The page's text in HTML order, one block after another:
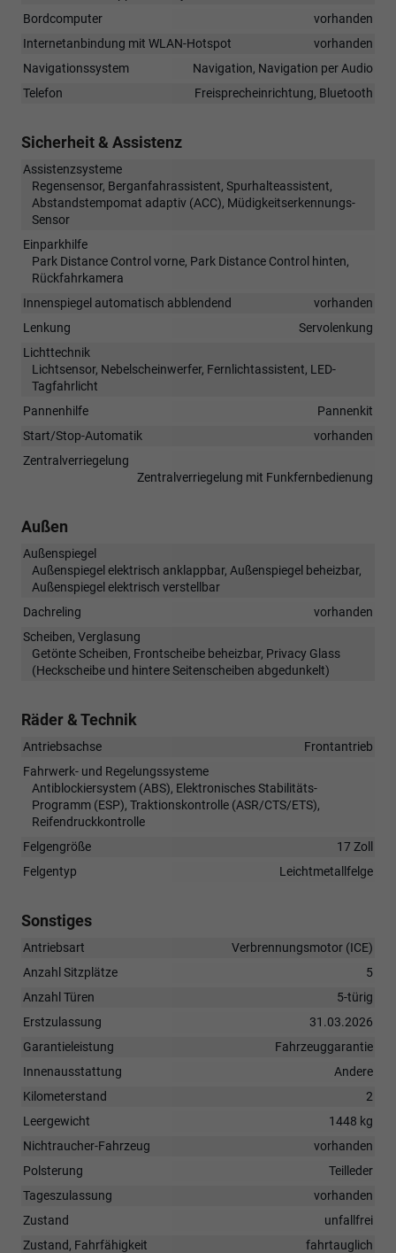
Bordcomputer
vorhanden
Internetanbindung mit WLAN-Hotspot
vorhanden
Navigationssystem
Navigation, Navigation per Audio
Telefon
Freisprecheinrichtung, Bluetooth
Sicherheit & Assistenz
Assistenzsysteme
Regensensor, Berganfahrassistent, Spurhalteassistent,
Abstandstempomat adaptiv (ACC), Müdigkeitserkennungs-
Sensor
Einparkhilfe
Park Distance Control vorne, Park Distance Control hinten,
Rückfahrkamera
Innenspiegel automatisch abblendend
vorhanden
Lenkung
Servolenkung
Lichttechnik
Lichtsensor, Nebelscheinwerfer, Fernlichtassistent, LED-
Tagfahrlicht
Pannenhilfe
Pannenkit
Start/Stop-Automatik
vorhanden
Zentralverriegelung
Zentralverriegelung mit Funkfernbedienung
Außen
Außenspiegel
Außenspiegel elektrisch anklappbar, Außenspiegel beheizbar,
Außenspiegel elektrisch verstellbar
Dachreling
vorhanden
Scheiben, Verglasung
Getönte Scheiben, Frontscheibe beheizbar, Privacy Glass
(Heckscheibe und hintere Seitenscheiben abgedunkelt)
Räder & Technik
Antriebsachse
Frontantrieb
Fahrwerk- und Regelungssysteme
Antiblockiersystem (ABS), Elektronisches Stabilitäts-
Programm (ESP), Traktionskontrolle (ASR/CTS/ETS),
Reifendruckkontrolle
Felgengröße
17 Zoll
Felgentyp
Leichtmetallfelge
Sonstiges
Antriebsart
Verbrennungsmotor (ICE)
Anzahl Sitzplätze
5
Anzahl Türen
5-türig
Erstzulassung
31.03.2026
Garantieleistung
Fahrzeuggarantie
Innenausstattung
Andere
Kilometerstand
2
Leergewicht
1448 kg
Nichtraucher-Fahrzeug
vorhanden
Polsterung
Teilleder
Tageszulassung
vorhanden
Zustand
unfallfrei
Zustand, Fahrfähigkeit
fahrtauglich